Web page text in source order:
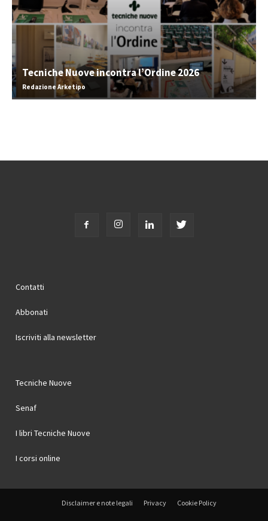
Tecniche Nuove incontra l’Ordine 2026
Redazione Arketipo
Contatti
Abbonati
Iscriviti alla newsletter
Tecniche Nuove
Senaf
I libri Tecniche Nuove
I corsi online
Disclaimer e note legali Privacy Cookie Policy